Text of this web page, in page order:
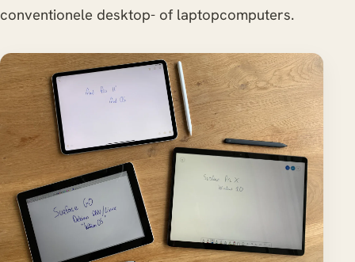
conventionele desktop- of laptopcomputers.